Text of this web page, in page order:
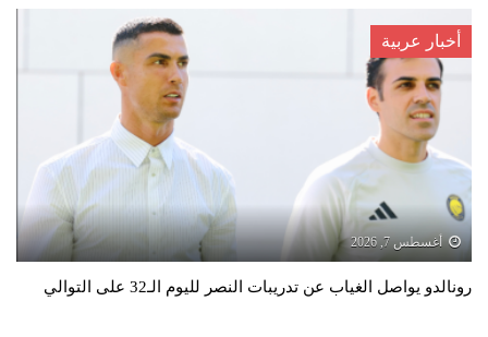
أخبار عربية
أغسطس 7, 2026
رونالدو يواصل الغياب عن تدريبات النصر لليوم الـ32 على التوالي